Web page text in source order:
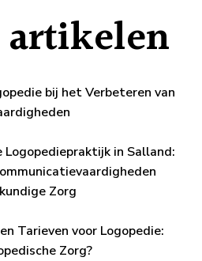
artikelen
bij het Verbeteren van
in Salland:
Zorg
Tarieven voor Logopedie:
Zorg?